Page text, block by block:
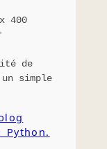
400
de
simple
Python.